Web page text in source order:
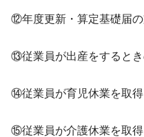
⑫年度更新・算定基礎届の
⑬従業員が出産をするとき
⑭従業員が育児休業を取得
⑮従業員が介護休業を取得